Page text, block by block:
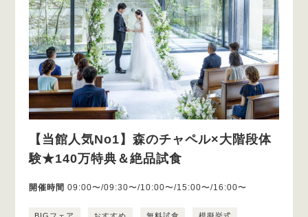
【当館人気No1】森のチャペル×大階段体
験★140万特典＆絶品試食
開催時間 09:00〜/09:30〜/10:00〜/15:00〜/16:00〜